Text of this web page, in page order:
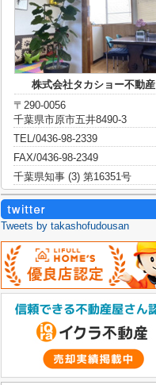
株式会社タカショー不動産
〒290-0056
千葉県市原市五井8490-3
TEL/0436-98-2339
FAX/0436-98-2349
千葉県知事 (3) 第16351号
Tweets by takashofudousan